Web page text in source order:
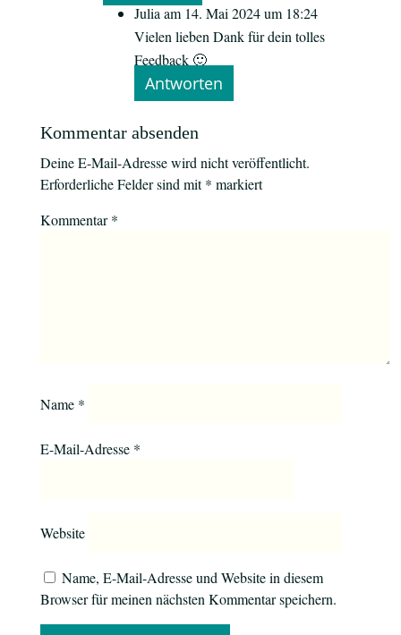
Julia am 14. Mai 2024 um 18:24
Vielen lieben Dank für dein tolles
Feedback 🙂
Antworten
Kommentar absenden
Deine E-Mail-Adresse wird nicht veröffentlicht.
Erforderliche Felder sind mit* markiert
Kommentar*
Name *
E-Mail-Adresse *
Website
Name, E-Mail-Adresse und Website in diesem
Browser für meinen nächsten Kommentar speichern.